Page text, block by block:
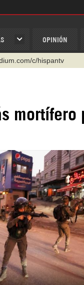
OPINIÓN
+98 921 79 29 404
@nexo_latino
nexo_latino
c/hispantv
mortífero